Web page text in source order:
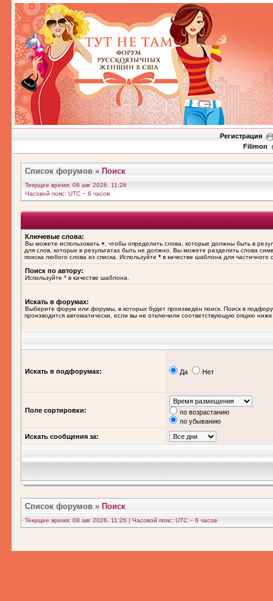
Регистрация
Filimon
Список форумов » Поиск
Текущее время: 08 авг 2026, 11:26
Часовой пояс: UTC − 6 часов
Ключевые слова:
Вы можете использовать + , чтобы определить слова, которые должны быть в
для слов, которых в результатах быть не должно. Вы можете разделить слова
поиска любого слова из списка. Используйте * в качестве шаблона для частичного
Поиск по автору:
Используйте * в качестве шаблона.
Искать в форумах:
Выберите форум или форумы, в которых будет произведён поиск. Поиск в
производится автоматически, если вы не отключили соответствующую опцию
Искать в подфорумах: Да Нет
Поле сортировки:
по возрастанию
по убыванию
Искать сообщения за:
Список форумов » Поиск
Текущее время: 08 авг 2026, 11:26 | Часовой пояс: UTC − 6 часов